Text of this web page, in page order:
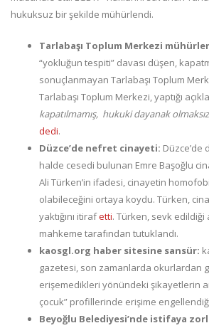
hukuksuz bir şekilde mühürlendi.
Tarlabaşı Toplum Merkezi
“yokluğun tespiti” davası düşen,
sonuçlanmayan Tarlabaşı Toplum
Tarlabaşı Toplum Merkezi, yaptığı
kapatılmamış, hukuki dayanak
dedi.
Düzce’de nefret cinayeti: Düzce’de
halde cesedi bulunan Emre Başoğlu
Ali Türken’in ifadesi, cinayetin
olabileceğini ortaya koydu. Türken,
yaktığını itirafetti. Türken, sevk edildiği
mahkeme tarafından tutuklandı.
kaosgl.org haber sitesine sansür:
gazetesi, son zamanlarda okurlardan
erişemedikleri yönündeki şikayetlerin
çocuk” profillerinde erişime
Beyoğlu Belediyesi’nde istifaya